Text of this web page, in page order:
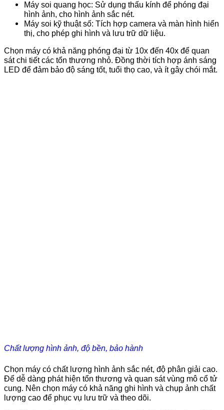
Máy soi quang học: Sử dụng thấu kính để phóng đại
hình ảnh, cho hình ảnh sắc nét.
Máy soi kỹ thuật số: Tích hợp camera và màn hình hiển
thị, cho phép ghi hình và lưu trữ dữ liệu.
Chọn máy có khả năng phóng đại từ 10x đến 40x để quan
sát chi tiết các tổn thương nhỏ. Đồng thời tích hợp ánh sáng
LED để đảm bảo độ sáng tốt, tuổi thọ cao, và ít gây chói mắt.
Chất lượng hình ảnh, độ bền, bảo hành
Chọn máy có chất lượng hình ảnh sắc nét, độ phân giải cao.
Để dễ dàng phát hiện tổn thương và quan sát vùng mô cổ tử
cung. Nên chọn máy có khả năng ghi hình và chụp ảnh chất
lượng cao để phục vụ lưu trữ và theo dõi.